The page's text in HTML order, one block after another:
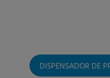
DISPENSADOR DE